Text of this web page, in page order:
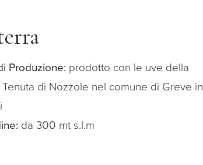
Produzione: prodotto con le uve della
di Nozzole nel comune di Greve in
da 300 mt s.l.m